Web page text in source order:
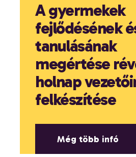
A gyermekek
fejlődésének
tanulásának
megértése
holnap
felkészítése
Még több infó